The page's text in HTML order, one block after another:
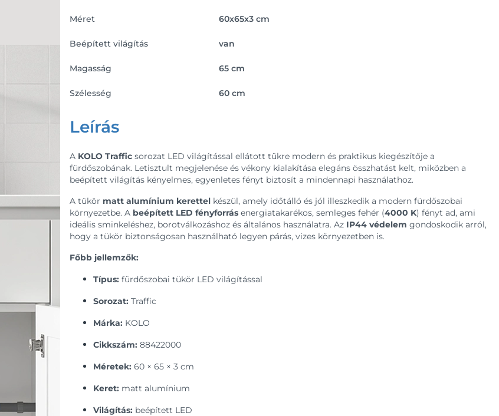
Méret 60x65x3 cm
Beépített világítás van
Magasság 65 cm
Szélesség 60 cm
Leírás
A KOLO Traffic sorozat LED világítással ellátott tükre modern és praktikus kiegészítője a
fürdőszobának. Letisztult megjelenése és vékony kialakítása elegáns összhatást kelt, miközben a
beépített világítás kényelmes, egyenletes fényt biztosít a mindennapi használathoz.
A tükör matt alumínium kerettel készül, amely időtálló és jól illeszkedik a modern fürdőszobai
környezetbe. A beépített LED fényforrás energiatakarékos, semleges fehér (4000 K) fényt ad, ami
ideális sminkeléshez, borotválkozáshoz és általános használatra. Az IP44 védelem gondoskodik arról,
hogy a tükör biztonságosan használható legyen párás, vizes környezetben is.
Főbb jellemzők:
Típus: fürdőszobai tükör LED világítással
Sorozat: Traffic
Márka: KOLO
Cikkszám: 88422000
Méretek: 60 × 65 × 3 cm
Keret: matt alumínium
Világítás: beépített LED